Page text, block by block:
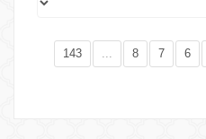
6
7
8
...
143